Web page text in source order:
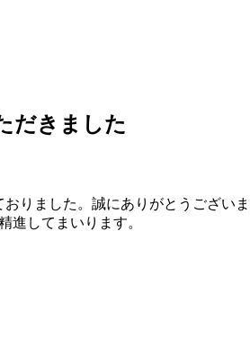
だきました
りました。誠にありがとうござい
進してまいります。